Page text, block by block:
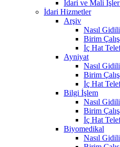
İdari ve Mali İşler
İdari Hizmetler
Arşiv
Nasıl
Birim
İç Hat
Ayniyat
Nasıl
Birim
İç Hat
Bilgi İşlem
Nasıl
Birim
İç Hat
Biyomedikal
Nasıl